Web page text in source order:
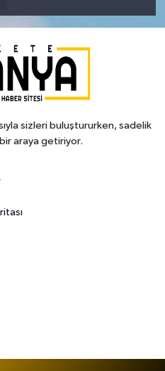
sizleri buluştururken, sadelik
araya getiriyor.